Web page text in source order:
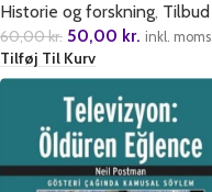
Historie og forskning, Tilbud
60,00kr. 50,00 kr. inkl. moms
Tilføj Til Kurv